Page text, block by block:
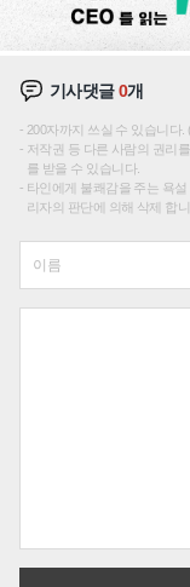
기사댓글0개
200자까지 쓰실 수 있습니다.
저작권 등 다른 사람의 권리
를 받을 수 있습니다.
타인에게 불쾌감을 주는 욕
리자의 판단에 의해 삭제 합니